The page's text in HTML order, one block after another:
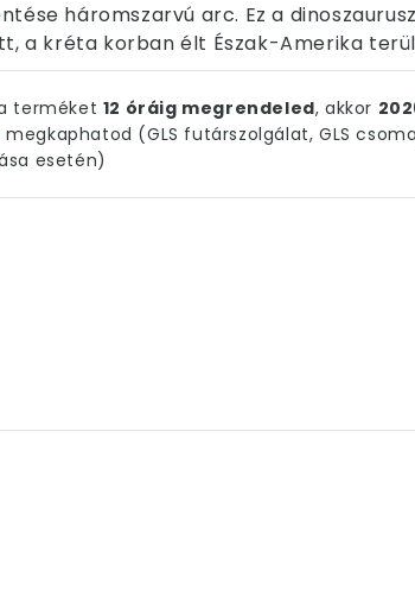
háromszarvú arc. Ez a
a kréta korban élt Észak-Amerika
terméket 12 óráig megrendeled, akkor
megkaphatod (GLS futárszolgálat, GLS
esetén)